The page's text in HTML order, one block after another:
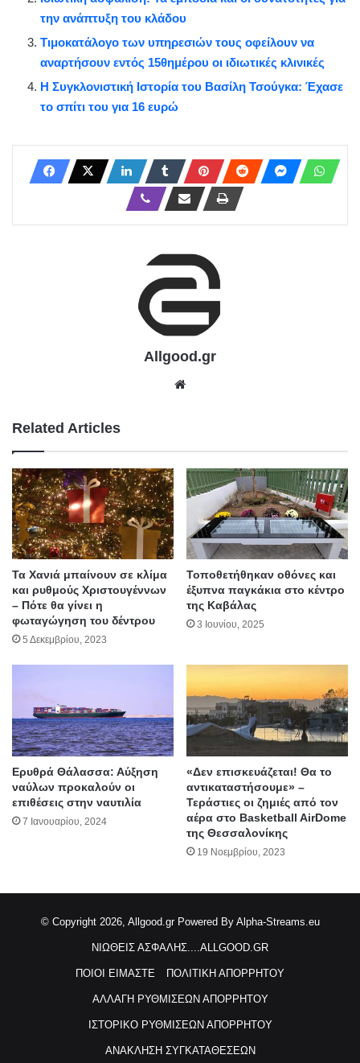
την ανάπτυξη του κλάδου
Τιμοκατάλογο των υπηρεσιών τους οφείλουν να
αναρτήσουν εντός 15θημέρου οι ιδιωτικές κλινικές
Η Συγκλονιστική Ιστορία του Βασίλη Τσούγκα: Έχασε
το σπίτι του για 16 ευρώ
Allgood.gr
Related Articles
Τα Χανιά μπαίνουν σε κλίμα
και ρυθμούς Χριστουγέννων
– Πότε θα γίνει η
φωταγώγηση του δέντρου
5 Δεκεμβρίου, 2023
Τοποθετήθηκαν οθόνες και
έξυπνα παγκάκια στο κέντρο
της Καβάλας
3 Ιουνίου, 2025
Ερυθρά Θάλασσα: Αύξηση
ναύλων προκαλούν οι
επιθέσεις στην ναυτιλία
7 Ιανουαρίου, 2024
«Δεν επισκευάζεται! Θα το
αντικαταστήσουμε» –
Τεράστιες οι ζημιές από τον
αέρα στο Basketball AirDome
της Θεσσαλονίκης
19 Νοεμβρίου, 2023
© Copyright 2026, Allgood.gr Powered By Alpha-Streams.eu
ΝΙΩΘΕΙΣ ΑΣΦΑΛΗΣ....ALLGOOD.GR
ΠΟΙΟΙ ΕΙΜΑΣΤΕ ΠΟΛΙΤΙΚΗ ΑΠΟΡΡΗΤΟΥ
ΑΛΛΑΓΗ ΡΥΘΜΙΣΕΩΝ ΑΠΟΡΡΗΤΟΥ
ΙΣΤΟΡΙΚΟ ΡΥΘΜΙΣΕΩΝ ΑΠΟΡΡΗΤΟΥ
ΑΝΑΚΛΗΣΗ ΣΥΓΚΑΤΑΘΕΣΕΩΝ